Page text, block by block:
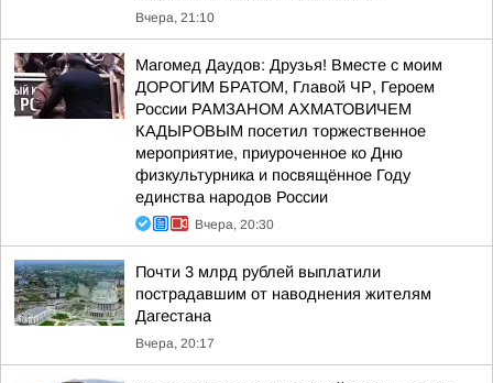
Вчера, 21:10
Магомед Даудов: Друзья! Вместе с моим
ДОРОГИМ БРАТОМ, Главой ЧР, Героем
России РАМЗАНОМ АХМАТОВИЧЕМ
КАДЫРОВЫМ посетил торжественное
мероприятие, приуроченное ко Дню
физкультурника и посвящённое Году
единства народов России
Вчера, 20:30
Почти 3 млрд рублей выплатили
пострадавшим от наводнения жителям
Дагестана
Вчера, 20:17